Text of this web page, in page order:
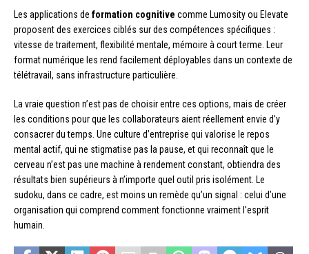
Les applications de formation cognitive comme Lumosity ou Elevate
proposent des exercices ciblés sur des compétences spécifiques :
vitesse de traitement, flexibilité mentale, mémoire à court terme. Leur
format numérique les rend facilement déployables dans un contexte de
télétravail, sans infrastructure particulière.
La vraie question n’est pas de choisir entre ces options, mais de créer
les conditions pour que les collaborateurs aient réellement envie d’y
consacrer du temps. Une culture d’entreprise qui valorise le repos
mental actif, qui ne stigmatise pas la pause, et qui reconnaît que le
cerveau n’est pas une machine à rendement constant, obtiendra des
résultats bien supérieurs à n’importe quel outil pris isolément. Le
sudoku, dans ce cadre, est moins un remède qu’un signal : celui d’une
organisation qui comprend comment fonctionne vraiment l’esprit
humain.